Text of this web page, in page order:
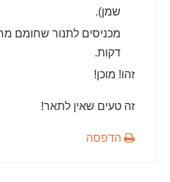
שמן).
דקות.
זהו! מוכן!
זה טעים שאין לתאר!
הדפסה